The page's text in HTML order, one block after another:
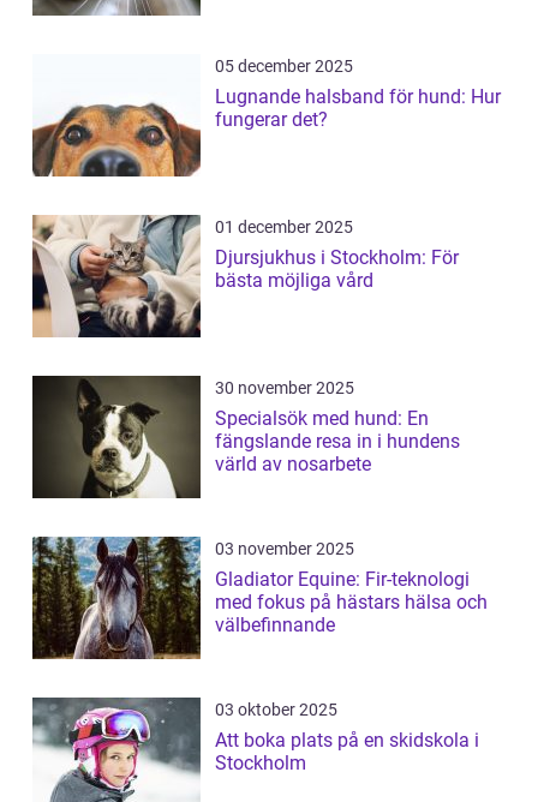
05 december 2025
Lugnande halsband för hund: Hur
fungerar det?
01 december 2025
Djursjukhus i Stockholm: För
bästa möjliga vård
30 november 2025
Specialsök med hund: En
fängslande resa in i hundens
värld av nosarbete
03 november 2025
Gladiator Equine: Fir-teknologi
med fokus på hästars hälsa och
välbefinnande
03 oktober 2025
Att boka plats på en skidskola i
Stockholm